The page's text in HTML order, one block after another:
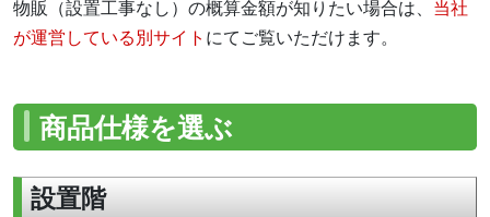
物販（設置工事なし）の概算金額が知りたい場合は、 当社
が運営している別サイト にてご覧いただけます。
商品仕様を選ぶ
設置階